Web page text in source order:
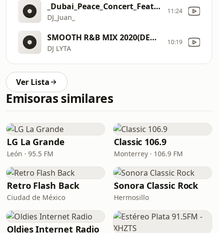
_Dubai_Peace_Concert_Feat_Mc_Fullstop_[Part_II]
DJ_Juan_
11:24
SMOOTH R&B MIX 2020(DEMAGWAN ENT)+254729285555{avant,jordin sparks,th pussycat dolls}
DJ LYTA
10:19
Ver Lista
Emisoras similares
LG La Grande
León · 95.5 FM
Classic 106.9
Monterrey · 106.9 FM
Retro Flash Back
Ciudad de México
Sonora Classic Rock
Hermosillo
Oldies Internet Radio